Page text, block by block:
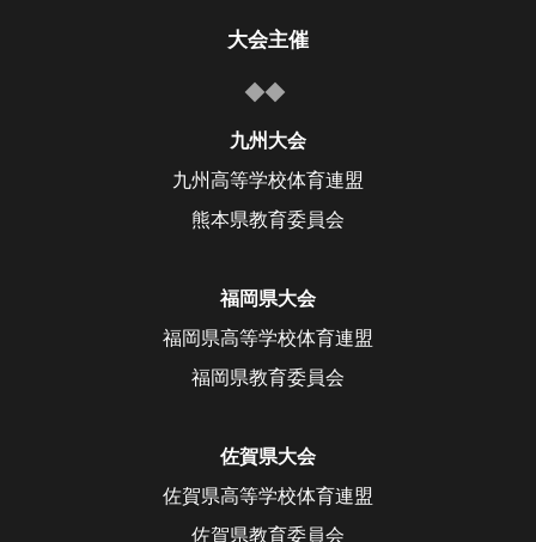
大会主催
九州大会
九州高等学校体育連盟
熊本県教育委員会
福岡県大会
福岡県高等学校体育連盟
福岡県教育委員会
佐賀県大会
佐賀県高等学校体育連盟
佐賀県教育委員会